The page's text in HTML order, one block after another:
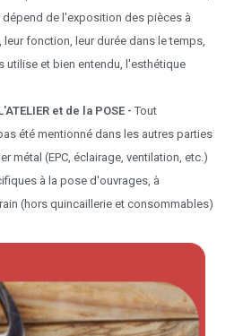
dépend de l'exposition des pièces à
fonction, leur durée dans le temps,
utilise et bien entendu, l'esthétique
et de la POSE - Tout
été mentionné dans les autres parties
métal (EPC, éclairage, ventilation, etc.)
à la pose d'ouvrages, à
(hors quincaillerie et consommables)